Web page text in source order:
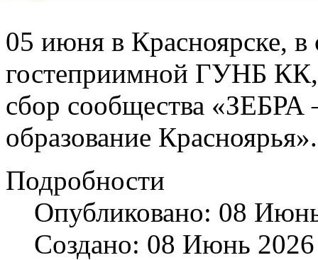
05 июня в Красноярске, в
гостеприимной ГУНБ
сбор сообщества
образование Красноярья».
Подробности
Опубликовано: 08
Создано: 08 Июнь 2026